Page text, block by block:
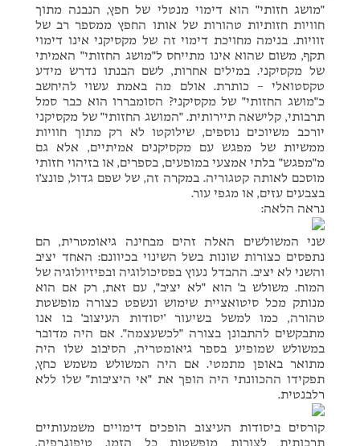
"מושג חזותי" הוא דימוי מנטלי של חפץ, הנבנה מתוך
חוויות חזותיות טהורות של אותו החפץ ממספר רב של
זוויות. בנימה מחויכת דימוי זה של מקסיקני אינו דימוי
תקף, משום שהוא אינו מתייחס ל"מושג החזותי" האמיתי
של מקסיקני. במילים אחרות, לשם הבנתו נדרש מידע
טקסטואלי – כותרת. אולם מה באמת עשוי להיחשב
כ"מושג החזותי" של מקסיקני? הסומבררו הוא כבר סמל
תרבותי, קלישאה תיירותית. "המושג החזותי" של מקסיקני
יורכב משיוכים נוספים, שילוקטו לא רק מתוך חוויות
ממשיות של מפגש עם מקסיקנים אמיתיים, אלא גם
מ"מפגש" בלתי אמצעי במופעים, בספרים, או בזיהוי חזותי
מוסכם לאותה קטגוריה. במקרה זה, של שפם גדול, פונצ'ו
בצבעים עזים, או מגפי עור.
נראה הלאה:
שני המשולשים האלה זהים מבחינה גיאומטרית, הם
נתפסים כצורות שונות בשל השינוי בכיוונם: האחד יציב
והשני לא יציב. ההבדל נעוץ בפסיכולוגיה ובפיזיולוגיה של
המוח. משולש ב' הוא "לא יציב", עם זאת, רק אם הוא
מנותק מכל סיטואציית שימוש ונשפט כצורה מופשטת
טהורה, כמו למשל בשיעור 'יסודות העיצוב' בו אנו
מתבקשים להתבונן בצורה "לכשעצמה". אם היה מדובר
במשולש שמופיע בספר גיאומטריה, הסיבוב שלו היה
מתואר באופן מתמטי. אם היה המשולש משמש כחץ,
תפקידו ההכוונתי היה הופך את "אי היציבות" שלו ללא
רלבנטית.
קורסים ביסודות העיצוב הופכים דימויים משמעותיים